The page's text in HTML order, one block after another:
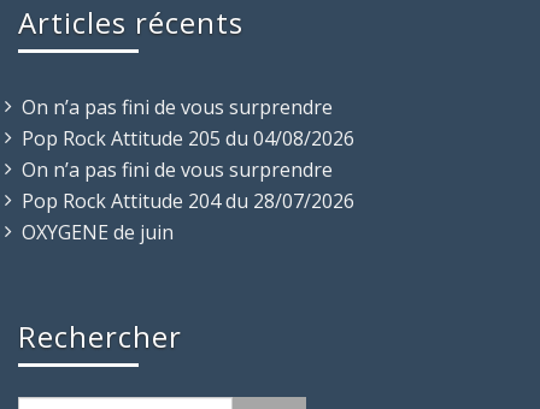
Articles récents
On n’a pas fini de vous surprendre
Pop Rock Attitude 205 du 04/08/2026
On n’a pas fini de vous surprendre
Pop Rock Attitude 204 du 28/07/2026
OXYGENE de juin
Rechercher